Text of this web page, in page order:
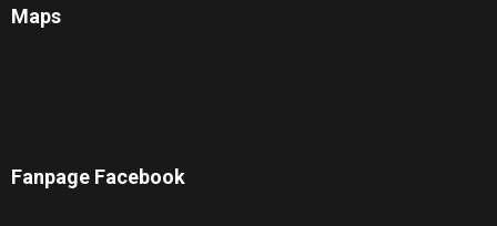
Maps
Fanpage Facebook